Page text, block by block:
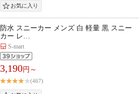
防水 スニーカー メンズ 白 軽量 黒 スニー
カー レ…
S-mart
3,190円～
(467)